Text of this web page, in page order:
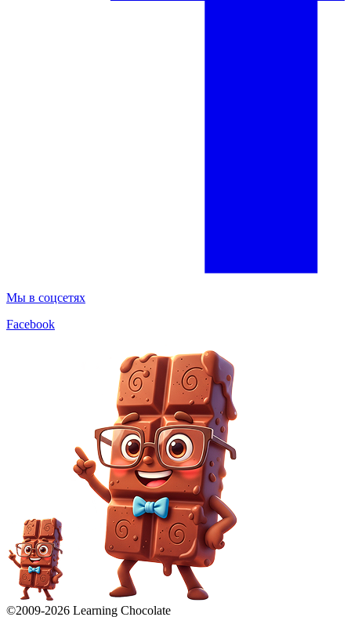
Мы в соцсетях
Facebook
©2009-2026 Learning Chocolate